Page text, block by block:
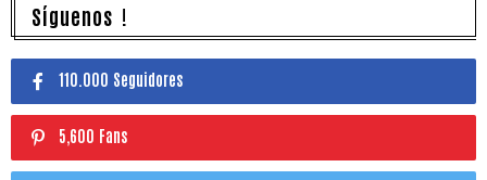
Síguenos !
110.000 Seguidores
5,600 Fans